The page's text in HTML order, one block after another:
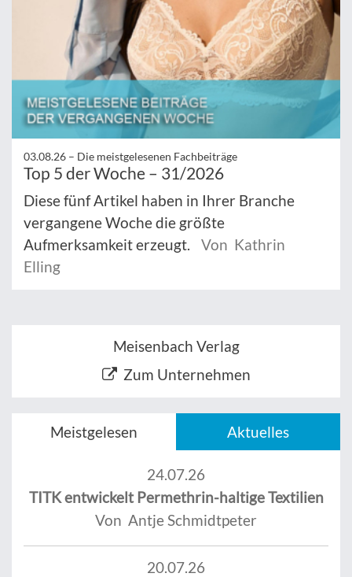
03.08.26 – Die meistgelesenen Fachbeiträge
Top 5 der Woche – 31/2026
Diese fünf Artikel haben in Ihrer Branche
vergangene Woche die größte
Aufmerksamkeit erzeugt.
Von Kathrin
Elling
Meisenbach Verlag
Zum Unternehmen
Meistgelesen Aktuelles
24.07.26
TITK entwickelt Permethrin-haltige Textilien
Von Antje Schmidtpeter
20.07.26